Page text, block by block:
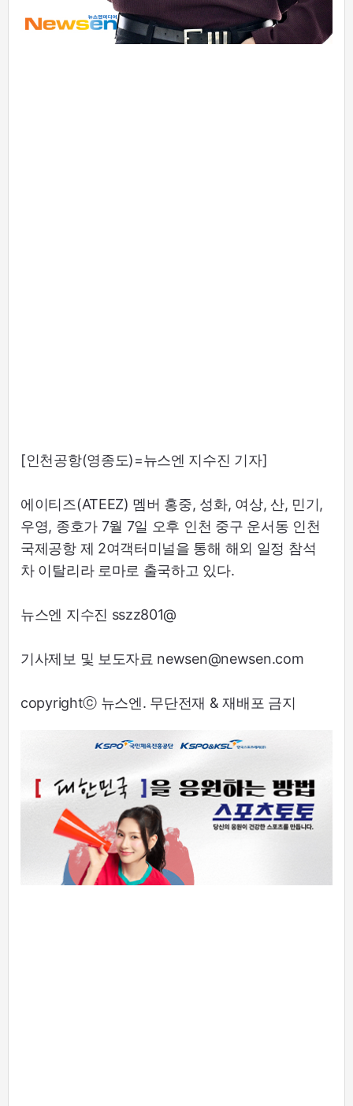
[인천공항(영종도)=뉴스엔 지수진 기자]
에이티즈(ATEEZ) 멤버 홍중, 성화, 여상, 산, 민기,
우영, 종호가 7월 7일 오후 인천 중구 운서동 인천
국제공항 제 2여객터미널을 통해 해외 일정 참석
차 이탈리라 로마로 출국하고 있다.
뉴스엔 지수진 sszz801@
기사제보 및 보도자료 newsen@newsen.com
copyrightⓒ 뉴스엔. 무단전재 & 재배포 금지